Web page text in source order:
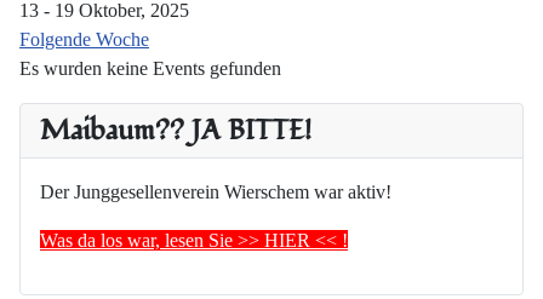
Maibaum?? JA BITTE!
Der Junggesellenverein Wierschem war aktiv!
Was da los war, lesen Sie >> HIER << !
13 - 19 Oktober, 2025
Folgende Woche
Es wurden keine Events gefunden